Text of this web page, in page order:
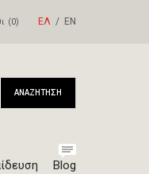
(0) ΕΛ ΕΝ
Blog
ΑΝΑΖΗΤΗΣΗ